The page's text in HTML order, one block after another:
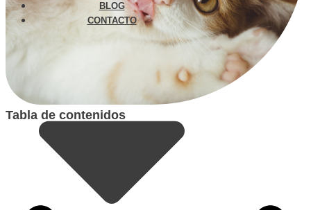
BLOG
CONTACTO
Tabla de contenidos